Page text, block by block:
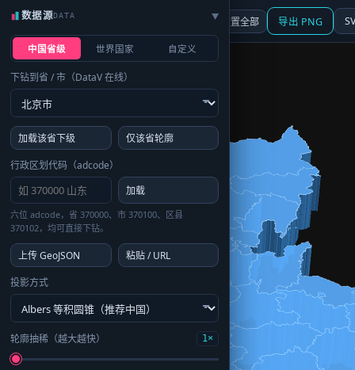
☰ 面板 地图 重置全部 导出 PNG
数据源DATA ▶
中国省级 世界国家 自定义
下钻到省 / 市（DataV 在线）
加载该省下级
仅该省轮廓
行政区划代码（adcode）
加载
六位 adcode，省 370000、市 370100、区县
370102，均可直接下钻。
上传 GeoJSON
粘贴 / URL
投影方式
轮廓抽稀（越大越快） 1×